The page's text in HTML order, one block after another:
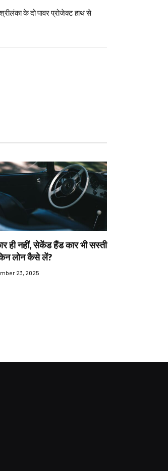
के दो पावर प्रोजेक्ट हाथ से
ही नहीं, सेकेंड हैंड कार भी सस्ती
लोन कैसे लें?
23, 2025